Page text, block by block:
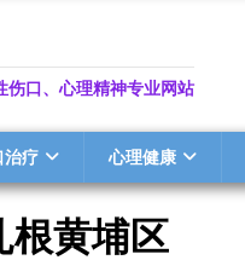
伤口、心理精神专业网站
治疗 心理健康
根黄埔区